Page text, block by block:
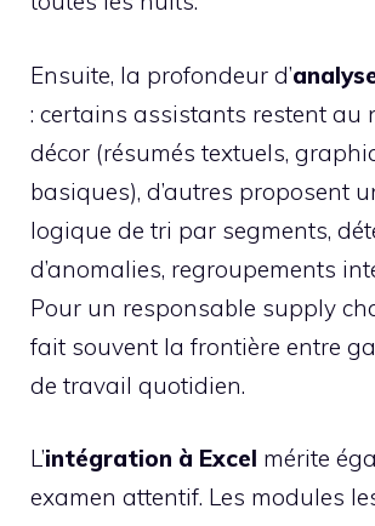
Ensuite, la profondeur d’
: certains assistants restent au
décor (résumés textuels,
basiques), d’autres proposent
logique de tri par segments,
d’anomalies, regroupements
Pour un responsable supply
fait souvent la frontière entre
de travail quotidien.
L’intégration à Excel mérite
examen attentif. Les modules